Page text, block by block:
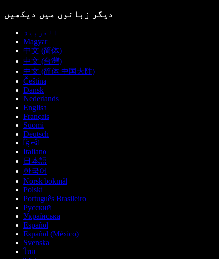
دیگر زبانوں میں دیکھیں
العربية
Magyar
中文 (简体)
中文 (台灣)
中文 (简体 中国大陆)
Čeština
Dansk
Nederlands
English
Français
Suomi
Deutsch
हिन्दी
Italiano
日本語
한국어
Norsk bokmål
Polski
Português Brasileiro
Русский
Українська
Español
Español (México)
Svenska
ไทย